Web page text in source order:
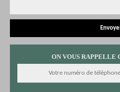
ON VOUS RAPPELLE